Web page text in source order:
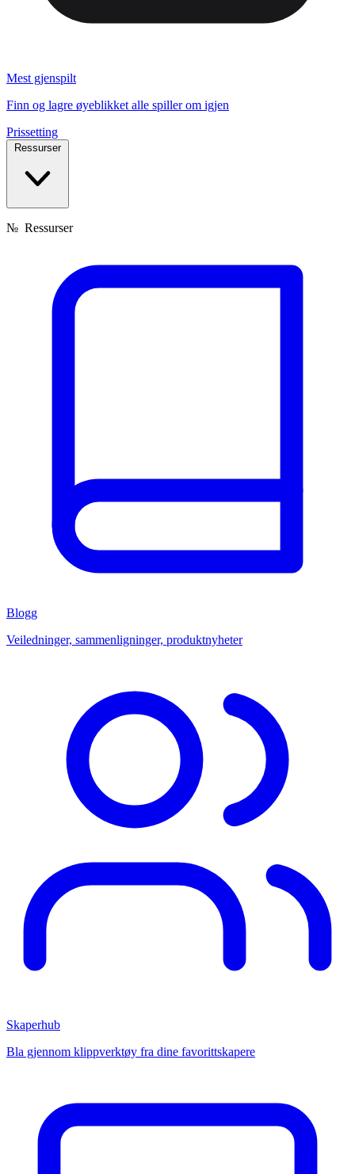
Mest gjenspilt
Finn og lagre øyeblikket alle spiller om igjen
Prissetting
Ressurser
№ Ressurser
Blogg
Veiledninger, sammenligninger, produktnyheter
Skaperhub
Bla gjennom klippverktøy fra dine favorittskapere